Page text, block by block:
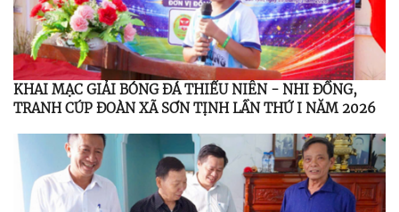
KHAI MẠC GIẢI BÓNG ĐÁ THIẾU NIÊN - NHI ĐỒNG,
TRANH CÚP ĐOÀN XÃ SƠN TỊNH LẦN THỨ I NĂM 2026